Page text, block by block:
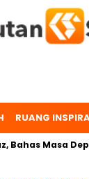
RUANG
Masa